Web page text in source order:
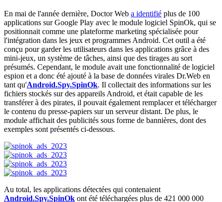
En mai de l'année dernière, Doctor Web a identifié plus de 100
applications sur Google Play avec le module logiciel SpinOk, qui se
positionnait comme une plateforme marketing spécialisée pour
l'intégration dans les jeux et programmes Android. Cet outil a été
conçu pour garder les utilisateurs dans les applications grâce à des
mini-jeux, un système de tâches, ainsi que des tirages au sort
présumés. Cependant, le module avait une fonctionnalité de logiciel
espion et a donc été ajouté à la base de données virales Dr.Web en
tant qu'Android.Spy.SpinOk. Il collectait des informations sur les
fichiers stockés sur des appareils Android, et était capable de les
transférer à des pirates, il pouvait également remplacer et télécharger
le contenu du presse-papiers sur un serveur distant. De plus, le
module affichait des publicités sous forme de bannières, dont des
exemples sont présentés ci-dessous.
Au total, les applications détectées qui contenaient
Android.Spy.SpinOk ont été téléchargées plus de 421 000 000